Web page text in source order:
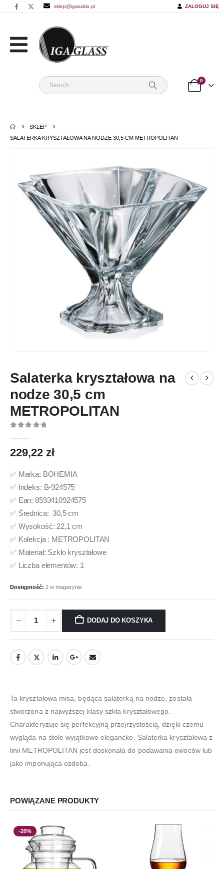
sklep@igaszklo.pl ZALOGUJ SIĘ
0
SKLEP
SALATERKA KRYSZTAŁOWA NA NODZE 30,5 CM METROPOLITAN
Salaterka kryształowa na
nodze 30,5 cm
METROPOLITAN
229,22 zł
✅ Marka: BOHEMIA
✅ Indeks: B-924575
✅ Ean: 8593410924575
✅ Średnica: 30,5 cm
✅ Wysokość: 22,1 cm
✅ Kolekcja : METROPOLITAN
✅ Materiał: Szkło kryształowe
✅ Liczba elementów: 1
Dostępność: 2 w magazynie
DODAJ DO KOSZYKA
Ta kryształowa misa, będąca salaterką na nodze, została
stworzona z najwyższej klasy szkła kryształowego.
Charakteryzuje się perfekcyjną przejrzystością, dzięki czemu
wygląda na stole wyjątkowo elegancko. Salaterka kryształowa z
linii METROPOLITAN jest doskonała do podawania owoców lub
jako imponująca ozdoba.
POWIĄZANE PRODUKTY
-20%